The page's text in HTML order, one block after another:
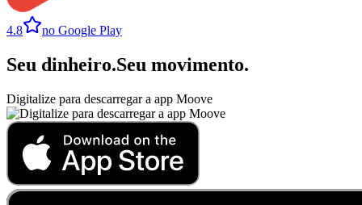
4.8 no Google Play
Seu dinheiro.Seu movimento.
Digitalize para descarregar a app Moove